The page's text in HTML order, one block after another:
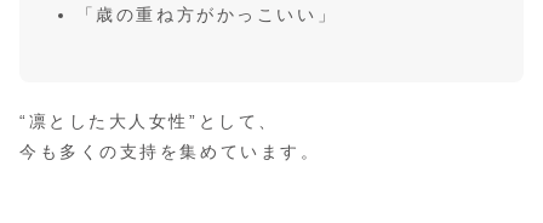
「歳の重ね方がかっこいい」
“凛とした大人女性”として、
今も多くの支持を集めています。